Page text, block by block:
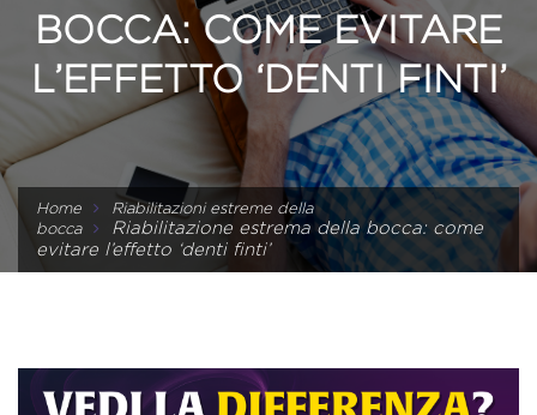
BOCCA: COME EVITARE
L’EFFETTO ‘DENTI FINTI’
Home
Riabilitazioni estreme della
bocca
Riabilitazione estrema della bocca: come
evitare l’effetto ‘denti finti’